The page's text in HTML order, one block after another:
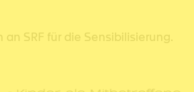
an SRF für die Sensibilisierung.